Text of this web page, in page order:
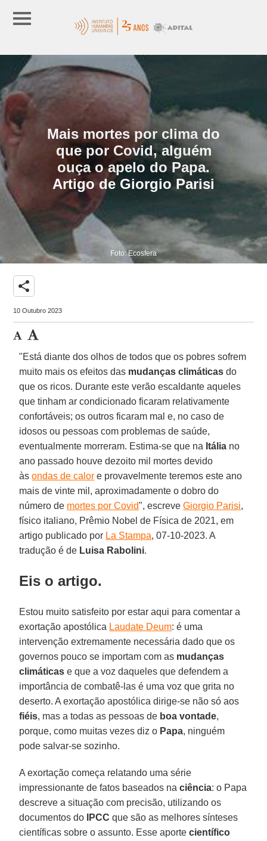
Mais mortes por clima do
que por Covid, alguém
ouça o apelo do Papa.
Artigo de Giorgio Parisi
Foto: Ecosfera
share
10 Outubro 2023
"Está diante dos olhos de todos que os pobres sofrem
muito mais os efeitos das mudanças climáticas do
que os ricos. Durante este verão escaldante aqueles
que tinham ar condicionado ficaram relativamente
confortáveis; os outros ficaram mal e, no caso de
idosos ou pessoas com problemas de saúde,
eventualmente morreram. Estima-se que na Itália no
ano passado houve dezoito mil mortes devido
àsondas de calor e provavelmente teremos este ano
mais de vinte mil, aproximadamente o dobro do
número de mortes por Covid", escreve Giorgio Parisi,
físico italiano, Prêmio Nobel de Física de 2021, em
artigo publicado por La Stampa, 07-10-2023. A
tradução é de Luisa Rabolini.
Eis o artigo.
Estou muito satisfeito por estar aqui para comentar a
exortação apostólica Laudate Deum: é uma
intervenção extremamente necessária dado que os
governos pouco se importam com as mudanças
climáticas e que a voz daqueles que defendem a
importância de combatê-las é uma voz que grita no
deserto. A exortação apostólica dirige-se não só aos
fiéis, mas a todas as pessoas de boa vontade,
porque, como muitas vezes diz o Papa, ninguém
pode salvar-se sozinho.
A exortação começa relatando uma série
impressionante de fatos baseados naciência: o Papa
descreve a situação com precisão, utilizando os
documentos do
IPCC que são as melhores sínteses
científicas sobre o assunto. Esse aportecientífico